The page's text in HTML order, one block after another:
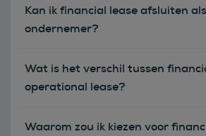
Kan ik financial lease afsluiten
ondernemer?
Wat is het verschil tussen
operational lease?
Waarom zou ik kiezen voor